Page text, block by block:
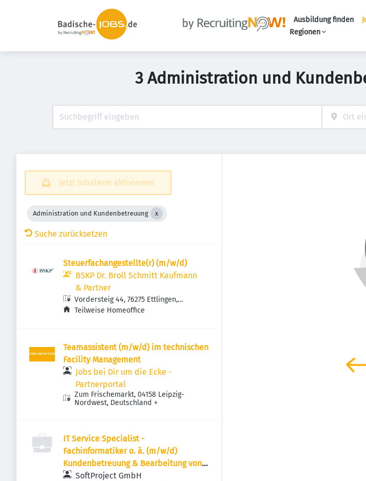
Ausbildung finden
Regionen
3 Administration und
Jetzt Jobalarm aktivieren!
Administration und Kundenbetreuung
Suche zurücksetzen
Steuerfachangestellte(r) (m/w/d)
BSKP Dr. Broll Schmitt Kaufmann
& Partner
Vordersteig 44, 76275 Ettlingen,
Deutschland
Teilweise Homeoffice
Teamassistent (m/w/d) im technischen
Facility Management
Jobs bei Dir um die Ecke -
Partnerportal
Zum Frischemarkt, 04158 Leipzig-
Nordwest, Deutschland +
IT Service Specialist -
Fachinformatiker o. ä. (m/w/d)
Kundenbetreuung & Bearbeitung von
IT-Tickets / -Anfragen - X4 BPMS
SoftProject GmbH